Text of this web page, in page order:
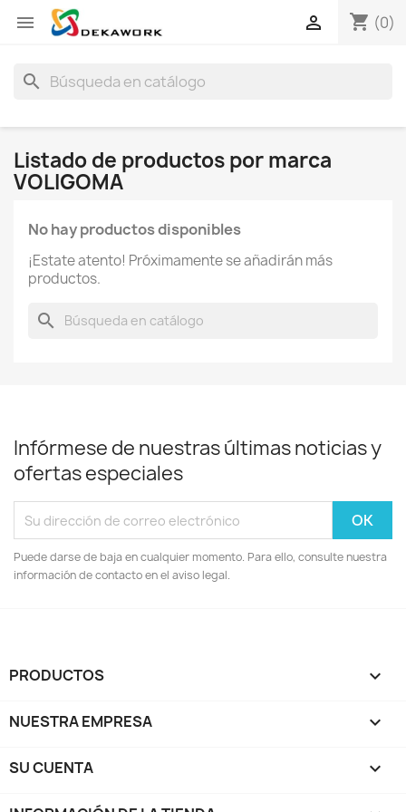
 shopping_cart (0)

search
Listado de productos por marca
VOLIGOMA
No hay productos disponibles
¡Estate atento! Próximamente se añadirán más
productos.
search
Infórmese de nuestras últimas noticias y
ofertas especiales
Puede darse de baja en cualquier momento. Para ello, consulte nuestra
información de contacto en el aviso legal.
PRODUCTOS 
NUESTRA EMPRESA 
SU CUENTA 